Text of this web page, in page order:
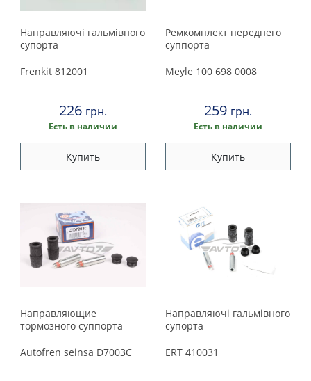
Направляючі гальмiвного
супорта
Frenkit 812001
226 грн.
Есть в наличии
Купить
Ремкомплект переднего
суппорта
Meyle 100 698 0008
259 грн.
Есть в наличии
Купить
Направляющие
тормозного суппорта
Autofren seinsa D7003C
Направляючі гальмiвного
супорта
ERT 410031